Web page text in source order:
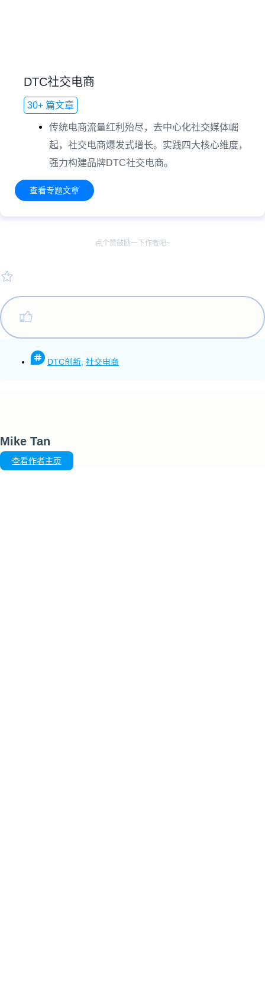
DTC社交电商
30+ 篇文章
传统电商流量红利殆尽，去中心化社交媒体崛
起，社交电商爆发式增长。实践四大核心维度，
强力构建品牌DTC社交电商。
查看专题文章
点个赞鼓励一下作者吧~
DTC创新 社交电商
Mike Tan
查看作者主页